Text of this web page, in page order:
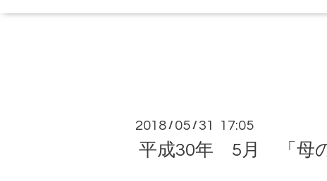
2018 / 05 /31 17:05
平成30年 5月 「母の